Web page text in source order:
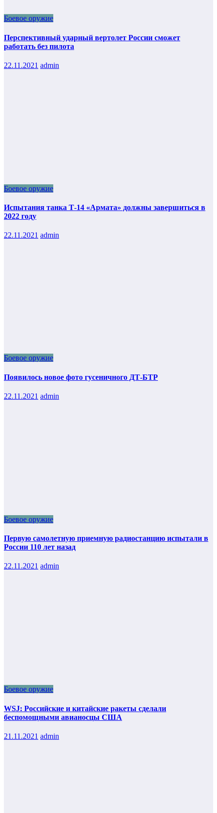
Боевое оружие
Перспективный ударный вертолет России сможет
работать без пилота
22.11.2021 admin
Боевое оружие
Испытания танка Т-14 «Армата» должны завершиться в
2022 году
22.11.2021 admin
Боевое оружие
Появилось новое фото гусеничного ДТ-БТР
22.11.2021 admin
Боевое оружие
Первую самолетную приемную радиостанцию испытали в
России 110 лет назад
22.11.2021 admin
Боевое оружие
WSJ: Российские и китайские ракеты сделали
беспомощными авианосцы США
21.11.2021 admin